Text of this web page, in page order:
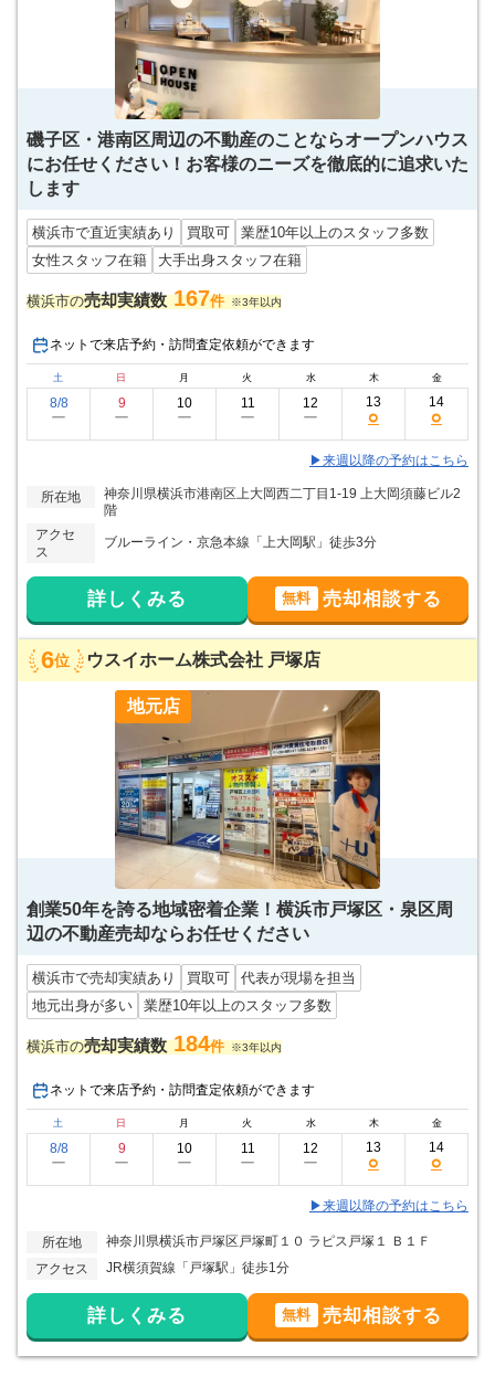
磯子区・港南区周辺の不動産のことならオープンハウス
にお任せください！お客様のニーズを徹底的に追求いた
します
横浜市で直近実績あり 買取可
業歴10年以上のスタッフ多数
女性スタッフ在籍
大手出身スタッフ在籍
横浜市の売却実績数 167件 ※3年以内
ネットで来店予約・訪問査定依頼ができます
土 日 月 火 水 木 金
8/8
ー
9
ー
10
ー
11
ー
12
ー
13
○
14
○
▶来週以降の予約はこちら
所在地
神奈川県横浜市港南区上大岡西二丁目1-19 上大岡須藤ビル2
階
アクセ
ス
ブルーライン・京急本線「上大岡駅」徒歩3分
詳しくみる 無料 売却相談する
6位 ウスイホーム株式会社 戸塚店
地元店
創業50年を誇る地域密着企業！横浜市戸塚区・泉区周
辺の不動産売却ならお任せください
横浜市で売却実績あり 買取可
代表が現場を担当
地元出身が多い
業歴10年以上のスタッフ多数
横浜市の売却実績数 184件 ※3年以内
ネットで来店予約・訪問査定依頼ができます
土 日 月 火 水 木 金
8/8
ー
9
ー
10
ー
11
ー
12
ー
13
○
14
○
▶来週以降の予約はこちら
所在地
神奈川県横浜市戸塚区戸塚町１０ ラピス戸塚１ Ｂ１Ｆ
アクセス
JR横須賀線「戸塚駅」徒歩1分
詳しくみる 無料 売却相談する